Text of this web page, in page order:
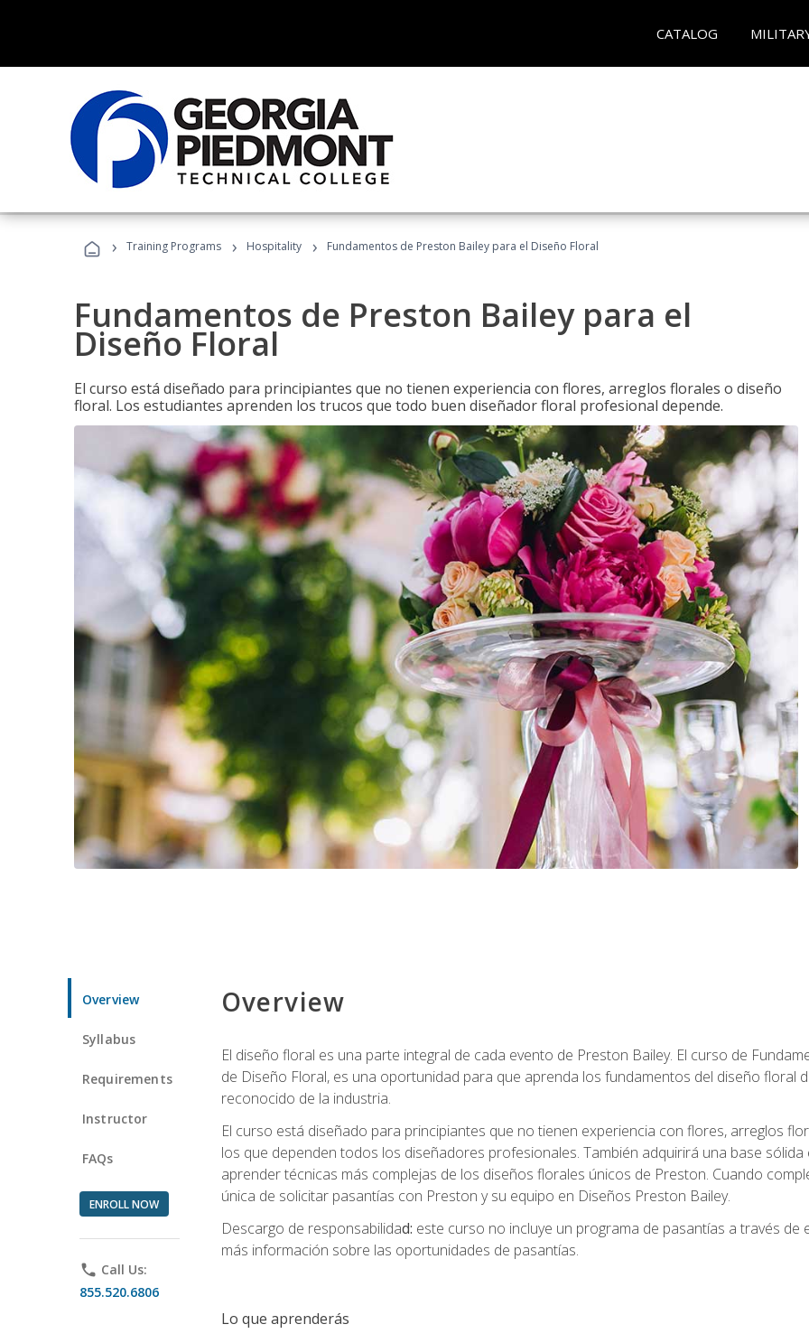
CATALOG
› Training Programs › Hospitality › Fundamentos de Preston Bailey para el Diseño Floral
Fundamentos de Preston Bailey para el
Diseño Floral
El curso está diseñado para principiantes que no tienen experiencia con flores, arreglos florales o diseño
floral. Los estudiantes aprenden los trucos que todo buen diseñador floral profesional depende.
Overview
Syllabus
Requirements
Instructor
FAQs
ENROLL NOW
phone Call Us:
855.520.6806
Overview
El diseño floral es una parte integral de cada evento de Preston Bailey. El curso de
de Diseño Floral, es una oportunidad para que aprenda los fundamentos del diseño floral
reconocido de la industria.
El curso está diseñado para principiantes que no tienen experiencia con flores, arreglos
los que dependen todos los diseñadores profesionales. También adquirirá una base
aprender técnicas más complejas de los diseños florales únicos de Preston. Cuando
única de solicitar pasantías con Preston y su equipo en Diseños Preston Bailey.
Descargo de responsabilidad: este curso no incluye un programa de pasantías a través
más información sobre las oportunidades de pasantías.
Lo que aprenderás